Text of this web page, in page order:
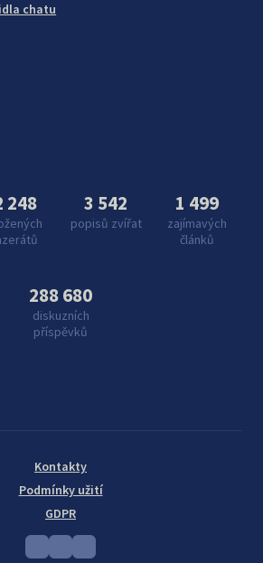
chatu
248 3 542
popisů zvířat
1 499
zajímavých
článků
288 680
diskuzních
příspěvků
Kontakty
Podmínky užití
GDPR